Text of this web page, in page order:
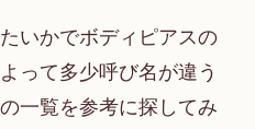
いかでボディピアスの
って多少呼び名が違う
一覧を参考に探してみ